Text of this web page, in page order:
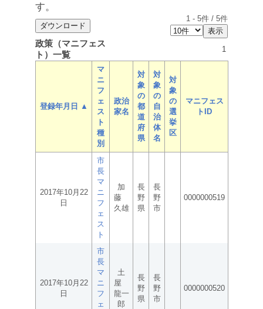
す。
1 - 5件 / 5件
政策（マニフェス
ト）一覧
1
登録年月日 ▲
マ
ニ
フ
ェ
ス
ト
種
別
政治
家名
対
象
の
都
道
府
県
対
象
の
自
治
体
名
対
象
の
選
挙
区
マニフェス
トID
2017年10月22
日
市
長
マ
ニ
フ
ェ
ス
ト
加
藤
久雄
長
野
県
長
野
市
0000000519
2017年10月22
日
市
長
マ
ニ
フ
ェ
土
屋
龍一
郎
長
野
県
長
野
市
0000000520